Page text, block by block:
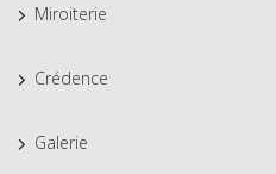
Miroiterie
Crédence
Galerie